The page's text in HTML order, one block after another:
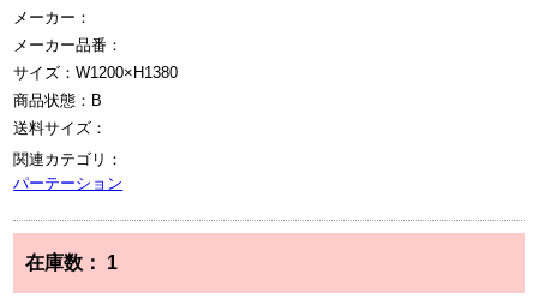
メーカー：
メーカー品番：
サイズ：W1200×H1380
商品状態：B
送料サイズ：
関連カテゴリ：
パーテーション
在庫数： 1